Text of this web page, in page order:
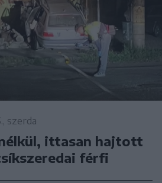
szerda
ittasan hajtott
férfi